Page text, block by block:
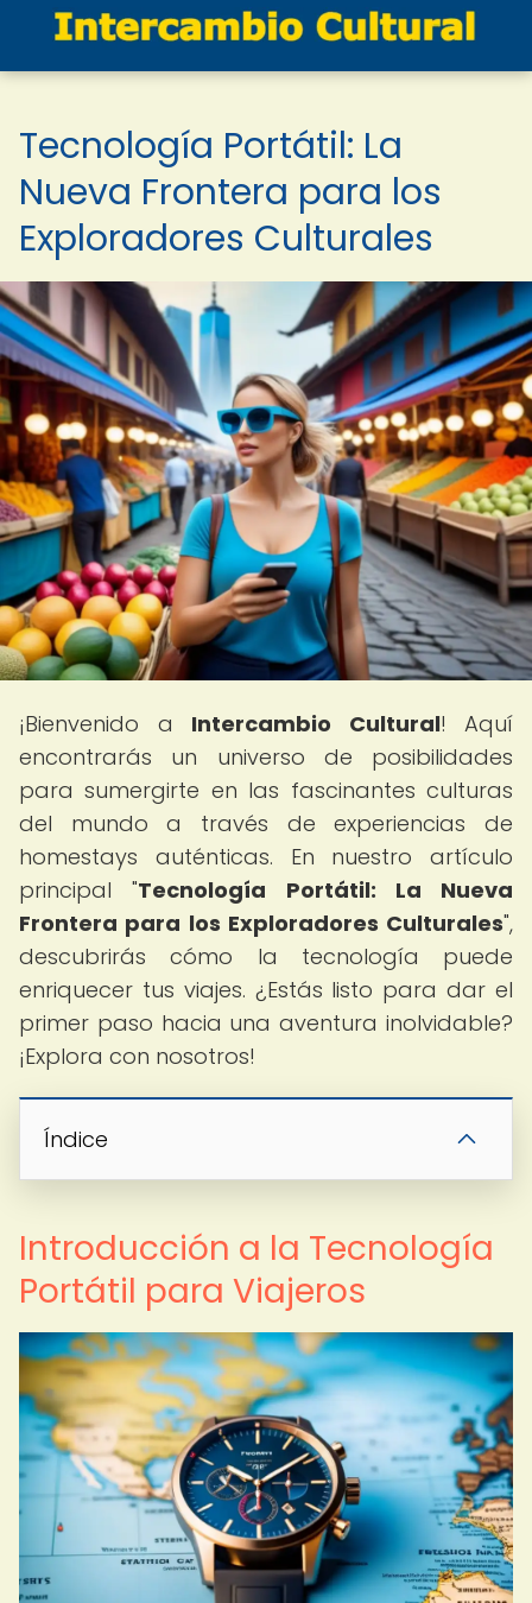
Tecnología Portátil: La
Nueva Frontera para los
Exploradores Culturales
¡Bienvenido a Intercambio Cultural! Aquí
encontrarás un universo de posibilidades
para sumergirte en las fascinantes culturas
del mundo a través de experiencias de
homestays auténticas. En nuestro artículo
principal "Tecnología Portátil: La Nueva
Frontera para los Exploradores Culturales",
descubrirás cómo la tecnología puede
enriquecer tus viajes. ¿Estás listo para dar el
primer paso hacia una aventura inolvidable?
¡Explora con nosotros!
Índice
Introducción a la Tecnología
Portátil para Viajeros